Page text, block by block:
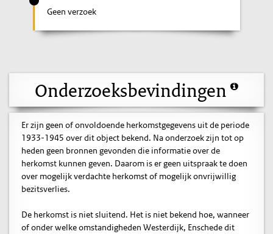
Geen verzoek
Onderzoeksbevindingen
Er zijn geen of onvoldoende herkomstgegevens uit de periode
1933-1945 over dit object bekend. Na onderzoek zijn tot op
heden geen bronnen gevonden die informatie over de
herkomst kunnen geven. Daarom is er geen uitspraak te doen
over mogelijk verdachte herkomst of mogelijk onvrijwillig
bezitsverlies.
De herkomst is niet sluitend. Het is niet bekend hoe, wanneer
of onder welke omstandigheden Westerdijk, Enschede dit